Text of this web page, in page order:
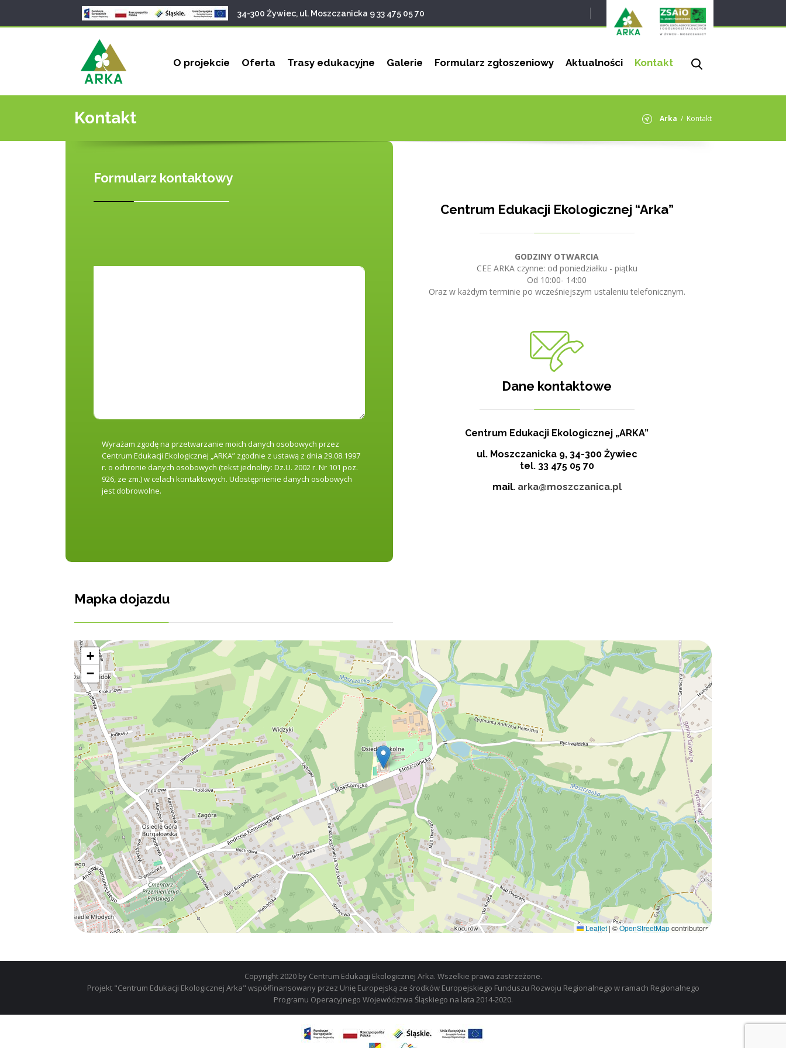
34-300 Żywiec, ul. Moszczanicka 933 475 05 70
O projekcie Oferta Trasy edukacyjne Galerie Formularz zgłoszeniowy Aktualności Kontakt
Kontakt Arka / Kontakt
Formularz kontaktowy
Wyrażam zgodę na przetwarzanie moich danych osobowych przez
Centrum Edukacji Ekologicznej „ARKA” zgodnie z ustawą z dnia 29.08.1997
r. o ochronie danych osobowych (tekst jednolity: Dz.U. 2002 r. Nr 101 poz.
926, ze zm.) w celach kontaktowych. Udostępnienie danych osobowych
jest dobrowolne.
Centrum Edukacji Ekologicznej “Arka”
GODZINY OTWARCIA
CEE ARKA czynne: od poniedziałku - piątku
Od 10:00- 14:00
Oraz w każdym terminie po wcześniejszym ustaleniu telefonicznym.
Dane kontaktowe
Centrum Edukacji Ekologicznej „ARKA”
ul. Moszczanicka 9, 34-300 Żywiec
tel. 33 475 05 70
mail. arka@moszczanica.pl
Mapka dojazdu
+
−
Leaflet | ©OpenStreetMapcontributors
Copyright 2020 by Centrum Edukacji Ekologicznej Arka. Wszelkie prawa zastrzeżone.
Projekt "Centrum Edukacji Ekologicznej Arka" współfinansowany przez Unię Europejską ze środków Europejskiego Funduszu Rozwoju Regionalnego w ramach Regionalnego
Programu Operacyjnego Województwa Śląskiego na lata 2014-2020.